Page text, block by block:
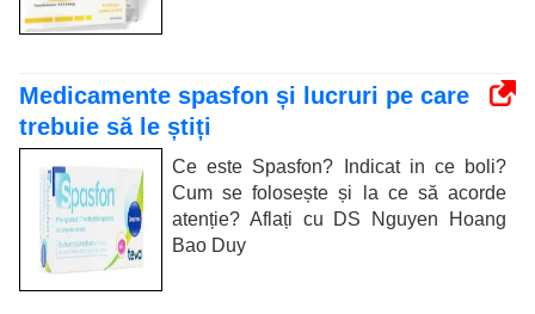
Medicamente spasfon și lucruri pe care
trebuie să le știți
Ce este Spasfon? Indicat in ce boli?
Cum se folosește și la ce să acorde
atenție? Aflați cu DS Nguyen Hoang
Bao Duy